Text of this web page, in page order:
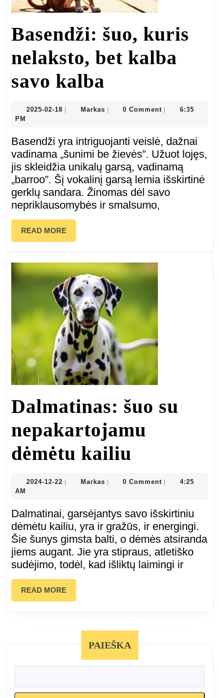
Basendži: šuo, kuris
nelaksto, bet kalba
savo kalba
šuo,
nelaksto,
bet
kalba
2025-02-18 2025-
| MarkasMarkas
| 0 Comment |
6:35
PM
Basendži yra intriguojanti veislė, dažnai
vadinama „šunimi be žievės”. Užuot lojęs,
jis skleidžia unikalų garsą, vadinamą
„barroo”. Šį vokalinį garsą lemia išskirtinė
gerklų sandara. Žinomas dėl savo
nepriklausomybės ir smalsumo,
READ MOREREAD
MORE
Dalmatinas: šuo su
nepakartojamu
dėmėtu kailiu
šuo
dėmėtu
kailiu
2024-12-22 2024-
| MarkasMarkas
| 0 Comment |
4:25
AM
Dalmatinai, garsėjantys savo išskirtiniu
dėmėtu kailiu, yra ir gražūs, ir energingi.
Šie šunys gimsta balti, o dėmės atsiranda
jiems augant. Jie yra stipraus, atletiško
sudėjimo, todėl, kad išliktų laimingi ir
READ MOREREAD
MORE
PAIEŠKA